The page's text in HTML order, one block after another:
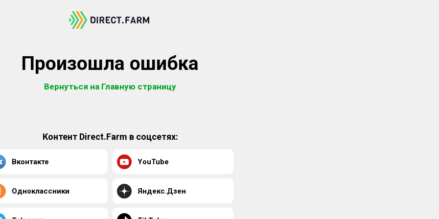
Произошла ошибка
Вернуться на Главную страницу
Контент Direct.Farm в соцсетях:
Вконтакте YouTube
Одноклассники Яндекс.Дзен